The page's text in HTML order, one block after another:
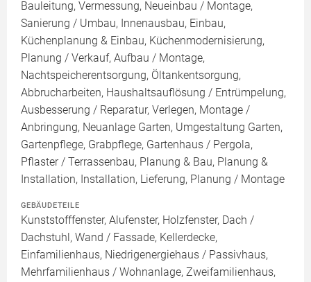
Bauleitung, Vermessung, Neueinbau / Montage,
Sanierung / Umbau, Innenausbau, Einbau,
Küchenplanung & Einbau, Küchenmodernisierung,
Planung / Verkauf, Aufbau / Montage,
Nachtspeicherentsorgung, Öltankentsorgung,
Abbrucharbeiten, Haushaltsauflösung / Entrümpelung,
Ausbesserung / Reparatur, Verlegen, Montage /
Anbringung, Neuanlage Garten, Umgestaltung Garten,
Gartenpflege, Grabpflege, Gartenhaus / Pergola,
Pflaster / Terrassenbau, Planung & Bau, Planung &
Installation, Installation, Lieferung, Planung / Montage
GEBÄUDETEILE
Kunststofffenster, Alufenster, Holzfenster, Dach /
Dachstuhl, Wand / Fassade, Kellerdecke,
Einfamilienhaus, Niedrigenergiehaus / Passivhaus,
Mehrfamilienhaus / Wohnanlage, Zweifamilienhaus,